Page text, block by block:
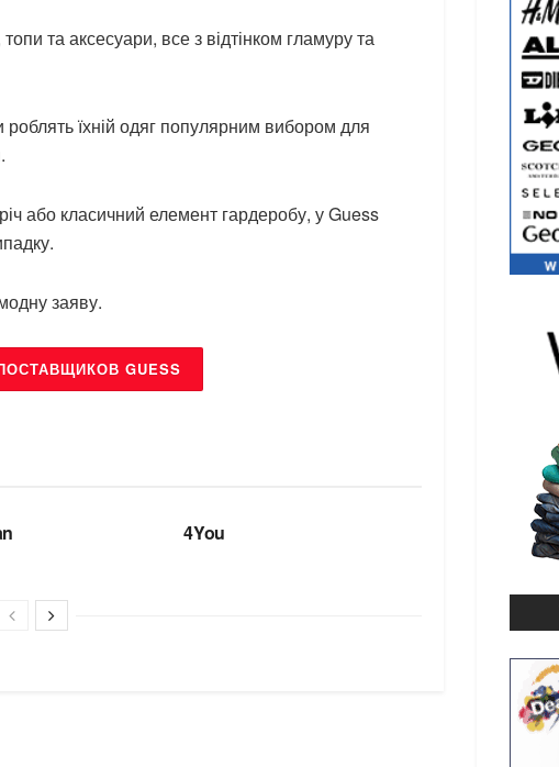
та аксесуари, все з відтінком гламуру та
роблять їхній одяг популярним вибором для
або класичний елемент гардеробу, у Guess
заяву.
GUESS
4You